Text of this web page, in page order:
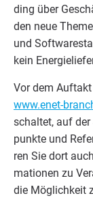
ding über
den neue
und
kein
Vor dem
www​.enet​-
schal­tet, auf
punk­te und
ren Sie dort
ma­tio­nen zu
die Mög­lich­keit